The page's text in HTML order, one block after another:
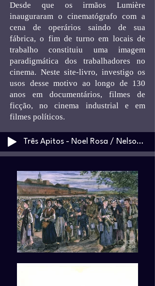
Desde que os irmãos Lumière
inauguraram o cinematógrafo com a
cena de operários saindo de sua
fábrica, o fim de turno em locais de
trabalho constituiu uma imagem
paradigmática dos trabalhadores no
cinema. Neste site-livro, investigo os
usos desse motivo ao longo de 130
anos em documentários, filmes de
ficção, no cinema industrial e em
filmes políticos.
Três Apitos - Noel Rosa / Nelson Gonçalves